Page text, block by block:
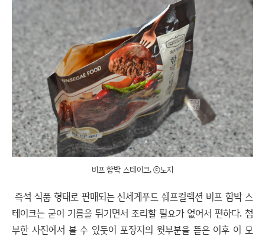
비프 함박 스테이크, ⓒ노지
즉석 식품 형태로 판매되는 신세계푸드 쉐프컬렉션 비프 함박 스
테이크는 굳이 기름을 튀기면서 조리할 필요가 없어서 편하다. 첨
부한 사진에서 볼 수 있듯이 포장지의 윗부분을 뜯은 이후 이 모